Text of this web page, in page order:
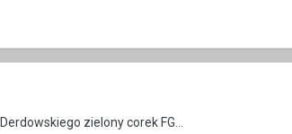
zielony corek FG...